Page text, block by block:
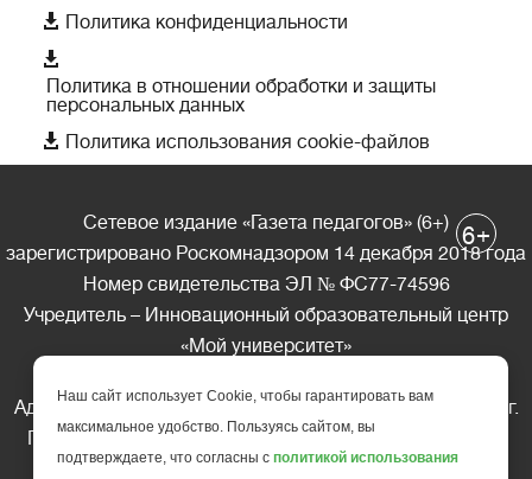
 Политика конфиденциальности

Политика в отношении обработки и защиты
персональных данных
 Политика использования cookie-файлов
Сетевое издание «Газета педагогов» (6+)
зарегистрировано Роскомнадзором 14 декабря 2018 года
Номер свидетельства ЭЛ № ФС77-74596
Учредитель – Инновационный образовательный центр
«Мой университет»
Адрес редакции: 185035 Россия, Республика Карелия, г.
Петрозаводск, ул. Фридриха Энгельса д.10, офис 211
Телефон редакции: +7 (499) 685-10-45
6+
Наш сайт использует Cookie, чтобы гарантировать вам
максимальное удобство. Пользуясь сайтом, вы
подтверждаете, что согласны с политикой использования